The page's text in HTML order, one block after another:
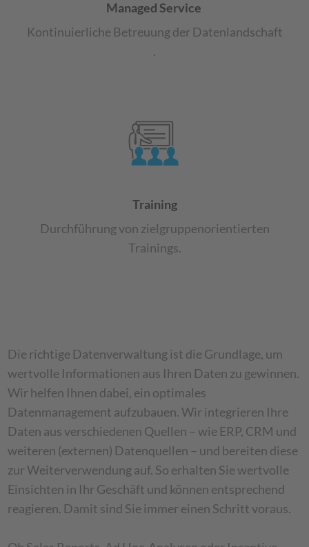
Managed Service
Kontinuierliche Betreuung der Datenlandschaft
.
Training
Durchführung von zielgruppenorientierten
Trainings​.
Die richtige Datenverwaltung ist die Grundlage, um
wertvolle Informationen aus Ihren Daten zu gewinnen.
Wir helfen Ihnen dabei, ein optimales
Datenmanagement aufzubauen. Wir integrieren Ihre
Daten aus verschiedenen Quellen – wie ERP, CRM und
weiteren (externen) Datenquellen – und bereiten diese
zur Weiterverwendung auf. So erhalten Sie wertvolle
Einsichten in Ihr Geschäft und können entsprechend
reagieren. Damit sind Sie immer einen Schritt voraus.